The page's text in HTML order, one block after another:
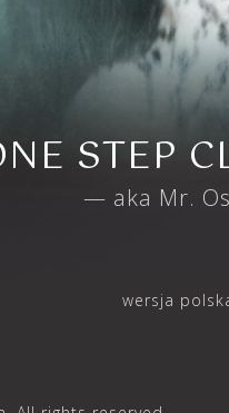
STEP
— aka Mr.
wersja